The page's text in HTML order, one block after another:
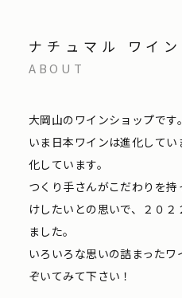
ナチュマル ワイ
ABOUT
大岡山のワインショップです。
いま日本ワインは進化して
化しています。
つくり手さんがこだわりを
けしたいとの思いで、２０
ました。
いろいろな思いの詰まった
ぞいてみて下さい！